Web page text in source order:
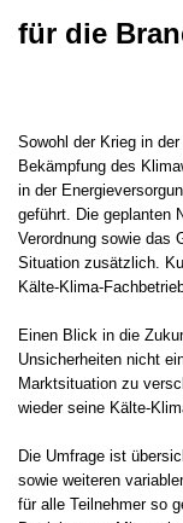
für die
Sowohl der Krieg in
Bekämpfung des
in der
geführt. Die geplanten
Verordnung sowie das
Situation zusätzlich.
Kälte-Klima-
Einen Blick in die
Unsicherheiten nicht
Marktsituation zu
wieder seine Kälte-
Die Umfrage ist
sowie weiteren
für alle Teilnehmer so